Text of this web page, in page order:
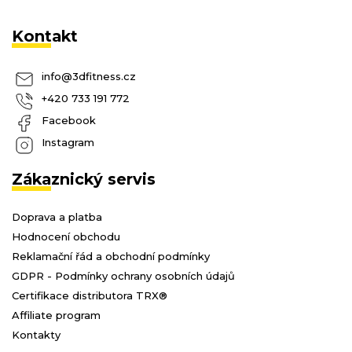
Kontakt
info@3dfitness.cz
+420 733 191 772
Facebook
Instagram
Zákaznický servis
Doprava a platba
Hodnocení obchodu
Reklamační řád a obchodní podmínky
GDPR - Podmínky ochrany osobních údajů
Certifikace distributora TRX®
Affiliate program
Kontakty